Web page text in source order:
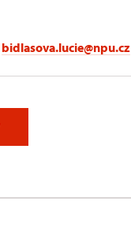
bidlasova.lucie@npu.cz